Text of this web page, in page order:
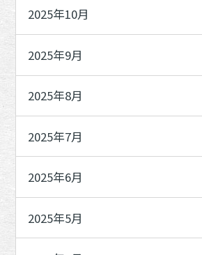
2025年10月
2025年9月
2025年8月
2025年7月
2025年6月
2025年5月